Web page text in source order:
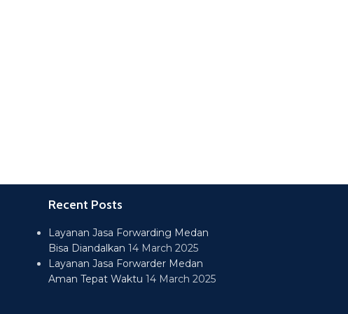
Recent Posts
Layanan Jasa Forwarding Medan
Bisa Diandalkan 14 March 2025
Layanan Jasa Forwarder Medan
Aman Tepat Waktu 14 March 2025